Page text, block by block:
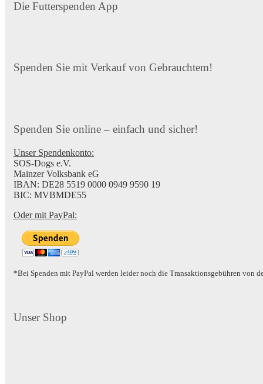
Die Futterspenden App
Spenden Sie mit Verkauf von Gebrauchtem!
Spenden Sie online – einfach und sicher!
Unser Spendenkonto:
SOS-Dogs e.V.
Mainzer Volksbank eG
IBAN: DE28 5519 0000 0949 9590 19
BIC: MVBMDE55
Oder mit PayPal:
*Bei Spenden mit PayPal werden leider noch die Transaktionsgebühren von
Unser Shop